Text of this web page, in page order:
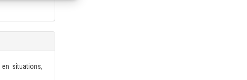
en situations,